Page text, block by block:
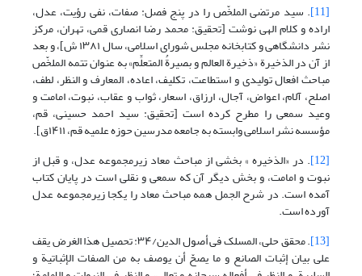
[11]
. سید مرتضی الملخّص را در پنج فصل: صفات، نفی رؤیت، عدل،
اراده و کلام الهی نوشت [تحقیق: محمد رضا انصاری قمی، تهران، مرکز
نشر دانشگاهی و کتابخانه مجلس شورای اسلامی، سال ۱۳۸۱ ش]، و بعد
از آن در الذخیرة «ذخیرة العالم و بصیرةُ المتعلِّم» به عنوان تتمه الملخّص
مباحث افعال تولیدی و استطاعت، تکلیف، اعاده، المعارف و النظر، لطف،
اصلح، آلام، اعواض، آجال، ارزاق، اسعار، ثواب و عقاب، نبوت، امامت و
وعید سمعی را مطرح کرده است [تحقیق: سید احمد حسینی، قم،
مؤسسه نشر اسلامی وابسته به جامعه مدرسین حوزه علمیه قم، ۱۴۱۱ق].
[12]
. در «الذخیره » بخشی از مباحث معاد زیرمجموعه عدل، و قبل از
نبوت و امامت، و بخش دیگر آن که سمعی و نقلی است در پایان کتاب
آمده است. در شرح الجمل همه مباحث معاد را یکجا زیرمجموعه عدل
آورده است.
[13]
. محقق حلی، المسلک فی أصول الدین/۳۴: تحصیل هذا الغرض یقف
علی بیان إثبات الصانع و ما یصحّ أن یوصف به من الصفات الإثباتیة و